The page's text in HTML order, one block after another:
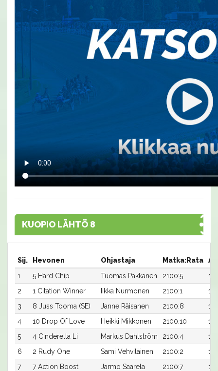
KUOPIO LÄHTÖ 8
Sij. Hevonen Ohjastaja Matka:Rata
1
5 Hard Chip Tuomas Pakkanen 2100:5
2
1 Citation Winner Iikka Nurmonen 2100:1
3
8 Juss Tooma (SE) Janne Räisänen 2100:8
4
10 Drop Of Love Heikki Mikkonen 2100:10
5
4 Cinderella Li Markus Dahlström 2100:4
6
2 Rudy One Sami Vehviläinen 2100:2
7
7 Action Boost Jarmo Saarela 2100:7